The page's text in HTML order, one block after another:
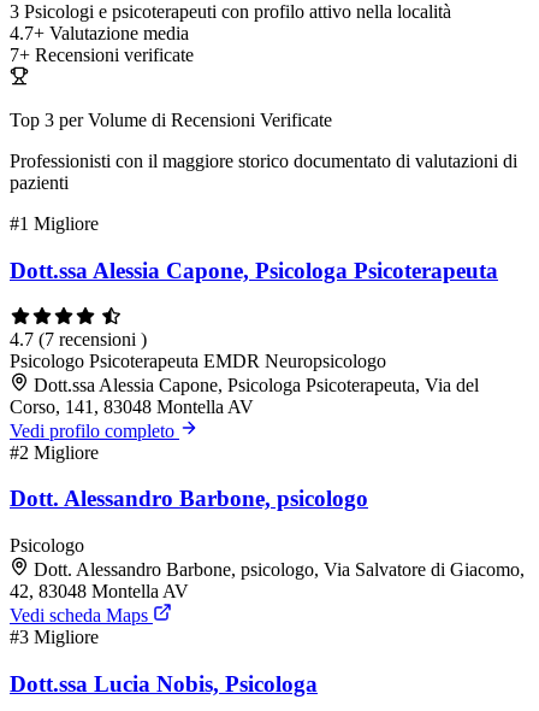
3 Psicologi e psicoterapeuti con profilo attivo nella località
4.7+ Valutazione media
7+ Recensioni verificate
Top 3 per Volume di Recensioni Verificate
Professionisti con il maggiore storico documentato di valutazioni di
pazienti
#1 Migliore
Dott.ssa Alessia Capone, Psicologa Psicoterapeuta
4.7 (7 recensioni )
Psicologo Psicoterapeuta EMDR Neuropsicologo
Dott.ssa Alessia Capone, Psicologa Psicoterapeuta, Via del
Corso, 141, 83048 Montella AV
Vedi profilo completo
#2 Migliore
Dott. Alessandro Barbone, psicologo
Psicologo
Dott. Alessandro Barbone, psicologo, Via Salvatore di Giacomo,
42, 83048 Montella AV
Vedi scheda Maps
#3 Migliore
Dott.ssa Lucia Nobis, Psicologa